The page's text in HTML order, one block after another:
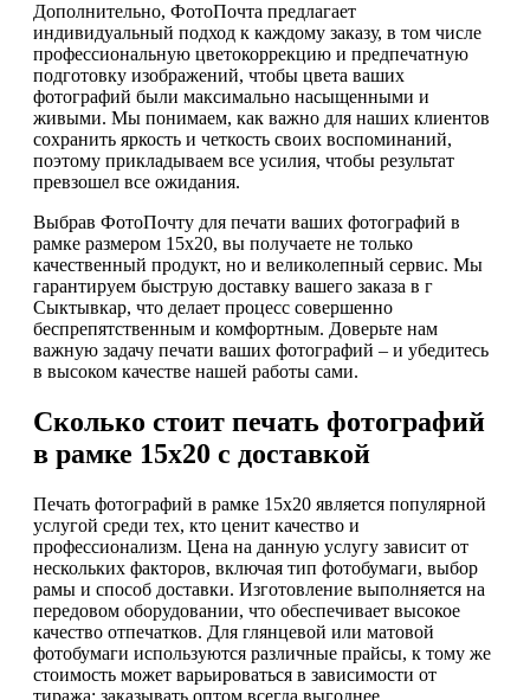
Дополнительно, ФотоПочта предлагает
индивидуальный подход к каждому заказу, в том числе
профессиональную цветокоррекцию и предпечатную
подготовку изображений, чтобы цвета ваших
фотографий были максимально насыщенными и
живыми. Мы понимаем, как важно для наших клиентов
сохранить яркость и четкость своих воспоминаний,
поэтому прикладываем все усилия, чтобы результат
превзошел все ожидания.
Выбрав ФотоПочту для печати ваших фотографий в
рамке размером 15х20, вы получаете не только
качественный продукт, но и великолепный сервис. Мы
гарантируем быструю доставку вашего заказа в г
Сыктывкар, что делает процесс совершенно
беспрепятственным и комфортным. Доверьте нам
важную задачу печати ваших фотографий – и убедитесь
в высоком качестве нашей работы сами.
Сколько стоит печать фотографий
в рамке 15х20 с доставкой
Печать фотографий в рамке 15х20 является популярной
услугой среди тех, кто ценит качество и
профессионализм. Цена на данную услугу зависит от
нескольких факторов, включая тип фотобумаги, выбор
рамы и способ доставки. Изготовление выполняется на
передовом оборудовании, что обеспечивает высокое
качество отпечатков. Для глянцевой или матовой
фотобумаги используются различные прайсы, к тому же
стоимость может варьироваться в зависимости от
тиража: заказывать оптом всегда выгоднее.